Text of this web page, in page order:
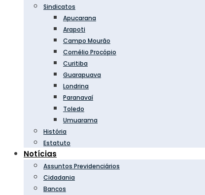
Sindicatos
Apucarana
Arapoti
Campo Mourão
Cornélio Procópio
Curitiba
Guarapuava
Londrina
Paranavaí
Toledo
Umuarama
História
Estatuto
Notícias
Assuntos Previdenciários
Cidadania
Bancos